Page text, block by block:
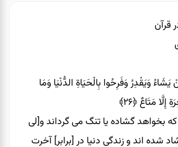
قرآن
وَيَقْدِرُ وَفَرِحُوا بِالْحَيَاةِ الدُّنْيَا وَمَا
إِلَّا مَتَاعٌ ﴿۲۶﴾
كه بخواهد گشاده يا تنگ مى‏ گرداند و[لى
شده‏ اند و زندگى دنيا در [برابر] آخرت